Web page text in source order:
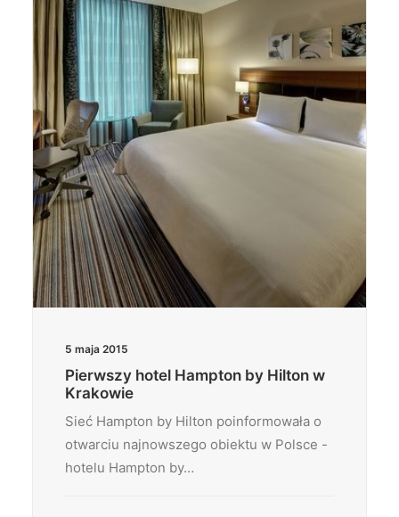
5 maja 2015
Pierwszy hotel Hampton by Hilton w
Krakowie
Sieć Hampton by Hilton poinformowała o
otwarciu najnowszego obiektu w Polsce -
hotelu Hampton by…